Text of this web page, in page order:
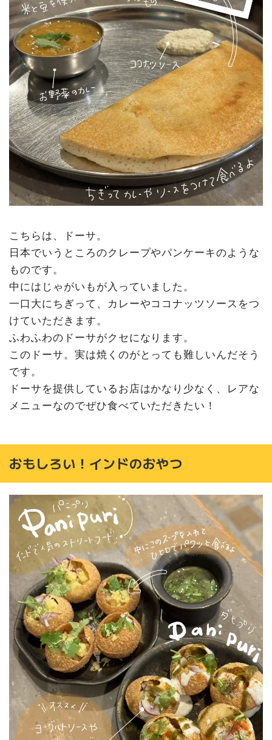
こちらは、ドーサ。
日本でいうところのクレープやパンケーキのような
ものです。
中にはじゃがいもが入っていました。
一口大にちぎって、カレーやココナッツソースをつ
けていただきます。
ふわふわのドーサがクセになります。
このドーサ。実は焼くのがとっても難しいんだそう
です。
ドーサを提供しているお店はかなり少なく、レアな
メニューなのでぜひ食べていただきたい！
おもしろい！インドのおやつ